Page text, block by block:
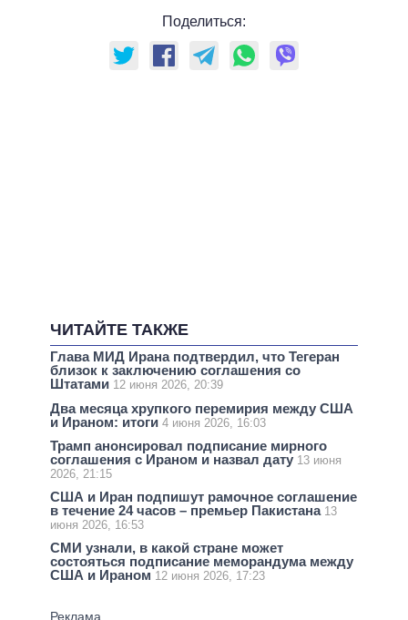
Поделиться:
ЧИТАЙТЕ ТАКЖЕ
Глава МИД Ирана подтвердил, что Тегеран
близок к заключению соглашения со
Штатами 12 июня 2026, 20:39
Два месяца хрупкого перемирия между США
и Ираном: итоги 4 июня 2026, 16:03
Трамп анонсировал подписание мирного
соглашения с Ираном и назвал дату 13 июня
2026, 21:15
США и Иран подпишут рамочное соглашение
в течение 24 часов – премьер Пакистана 13
июня 2026, 16:53
СМИ узнали, в какой стране может
состояться подписание меморандума между
США и Ираном 12 июня 2026, 17:23